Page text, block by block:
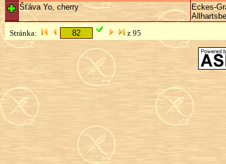
Šťáva Yo, cherry
Eckes-
Stránka: z 95